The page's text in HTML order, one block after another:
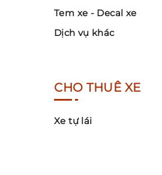
Tem xe - Decal xe
Dịch vụ khác
CHO THUÊ XE
Xe tự lái